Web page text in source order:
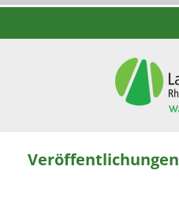
Veröffentlichungen